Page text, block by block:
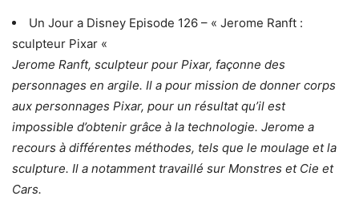
Un Jour a Disney Episode 126 – « Jerome Ranft :
sculpteur Pixar «
Jerome Ranft, sculpteur pour Pixar, façonne des
personnages en argile. Il a pour mission de donner corps
aux personnages Pixar, pour un résultat qu’il est
impossible d’obtenir grâce à la technologie. Jerome a
recours à différentes méthodes, tels que le moulage et la
sculpture. Il a notamment travaillé sur Monstres et Cie et
Cars.